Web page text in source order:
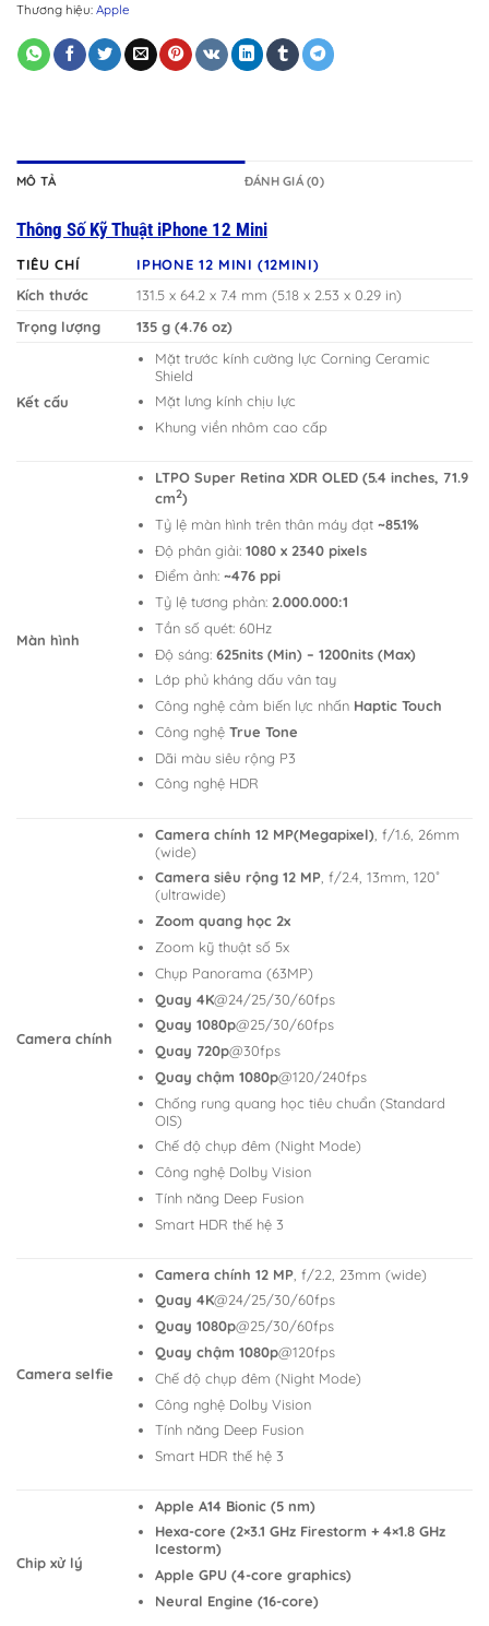
Thương hiệu: Apple
MÔ TẢ ĐÁNH GIÁ (0)
Thông Số Kỹ Thuật iPhone 12 Mini
TIÊU CHÍ
IPHONE 12 MINI (12MINI)
Kích thước
131.5 x 64.2 x 7.4 mm (5.18 x 2.53 x 0.29 in)
Trọng lượng
135 g (4.76 oz)
Kết cấu
Mặt trước kính cường lực Corning Ceramic
Shield
Mặt lưng kính chịu lực
Khung viền nhôm cao cấp
Màn hình
LTPO Super Retina XDR OLED (5.4 inches, 71.9
cm2)
Tỷ lệ màn hình trên thân máy đạt~85.1%
Độ phân giải:1080 x 2340 pixels
Điểm ảnh:~476 ppi
Tỷ lệ tương phản:2.000.000:1
Tần số quét: 60Hz
Độ sáng:625nits (Min) – 1200nits (Max)
Lớp phủ kháng dấu vân tay
Công nghệ cảm biến lực nhấn Haptic Touch
Công nghệTrue Tone
Dãi màu siêu rộng P3
Công nghệ HDR
Camera chính
Camera chính 12 MP(Megapixel) , f/1.6, 26mm
(wide)
Camera siêu rộng 12 MP, f/2.4, 13mm, 120˚
(ultrawide)
Zoom quang học 2x
Zoom kỹ thuật số 5x
Chụp Panorama (63MP)
Quay 4K@24/25/30/60fps
Quay 1080p@25/30/60fps
Quay 720p@30fps
Quay chậm 1080p@120/240fps
Chống rung quang học tiêu chuẩn (Standard
OIS)
Chế độ chụp đêm (Night Mode)
Công nghệ Dolby Vision
Tính năng Deep Fusion
Smart HDR thế hệ 3
Camera selfie
Camera chính 12 MP , f/2.2, 23mm (wide)
Quay 4K@24/25/30/60fps
Quay 1080p@25/30/60fps
Quay chậm 1080p@120fps
Chế độ chụp đêm (Night Mode)
Công nghệ Dolby Vision
Tính năng Deep Fusion
Smart HDR thế hệ 3
Chip xử lý
Apple A14 Bionic (5 nm)
Hexa-core (2×3.1 GHz Firestorm + 4×1.8 GHz
Icestorm)
Apple GPU (4-core graphics)
Neural Engine (16-core)